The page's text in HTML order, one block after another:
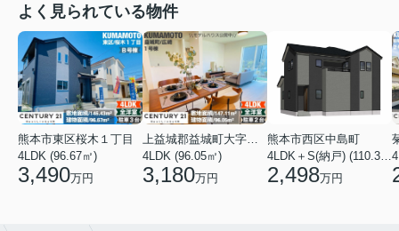
よく見られている物件
熊本市東区桜木１丁目
4LDK (96.67㎡)
3,490万円
4LDK (96.05㎡)
3,180万円
熊本市西区中島町
2,498万円